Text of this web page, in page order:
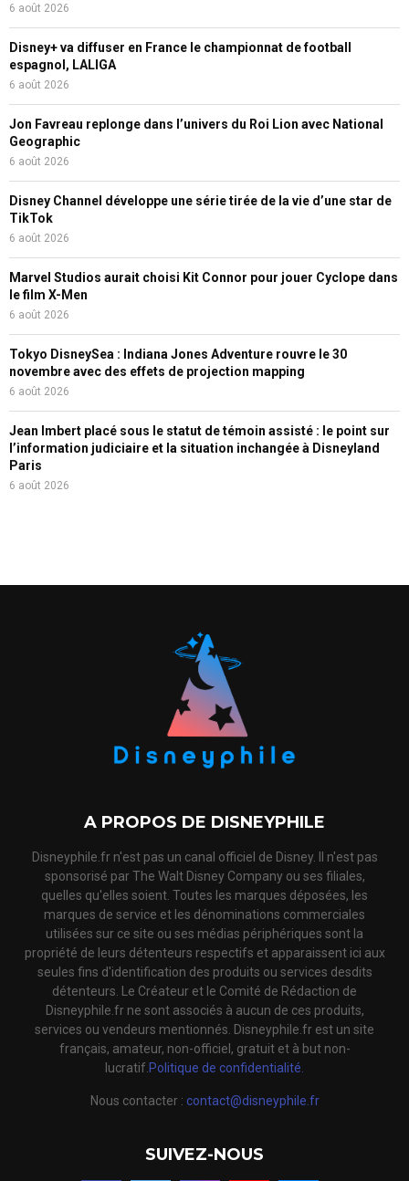
6 août 2026
Disney+ va diffuser en France le championnat de football
espagnol, LALIGA
6 août 2026
Jon Favreau replonge dans l’univers du Roi Lion avec National
Geographic
6 août 2026
Disney Channel développe une série tirée de la vie d’une star de
TikTok
6 août 2026
Marvel Studios aurait choisi Kit Connor pour jouer Cyclope dans
le film X-Men
6 août 2026
Tokyo DisneySea : Indiana Jones Adventure rouvre le 30
novembre avec des effets de projection mapping
6 août 2026
Jean Imbert placé sous le statut de témoin assisté : le point sur
l’information judiciaire et la situation inchangée à Disneyland
Paris
6 août 2026
A PROPOS DE DISNEYPHILE
Disneyphile.fr n'est pas un canal officiel de Disney. Il n'est pas
sponsorisé par The Walt Disney Company ou ses filiales,
quelles qu'elles soient. Toutes les marques déposées, les
marques de service et les dénominations commerciales
utilisées sur ce site ou ses médias périphériques sont la
propriété de leurs détenteurs respectifs et apparaissent ici aux
seules fins d'identification des produits ou services desdits
détenteurs. Le Créateur et le Comité de Rédaction de
Disneyphile.fr ne sont associés à aucun de ces produits,
services ou vendeurs mentionnés. Disneyphile.fr est un site
français, amateur, non-officiel, gratuit et à but non-
lucratif. Politique de confidentialité.
Nous contacter : contact@disneyphile.fr
SUIVEZ-NOUS